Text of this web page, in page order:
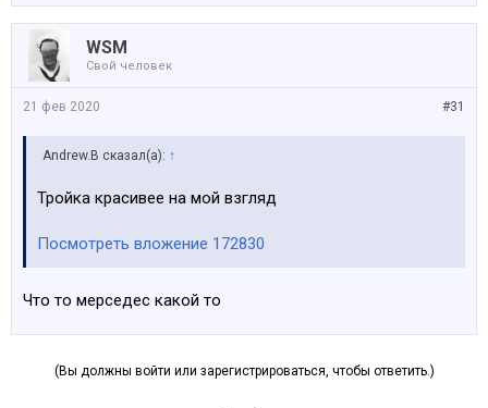
WSM
Свой человек
#31
21 фев 2020
Andrew.B сказал(а): ↑
Тройка красивее на мой взгляд
Посмотреть вложение 172830
Что то мерседес какой то
(Вы должны войти или зарегистрироваться, чтобы ответить.)